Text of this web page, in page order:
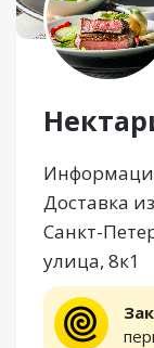
Доставка
Санкт-
улица, 8к1